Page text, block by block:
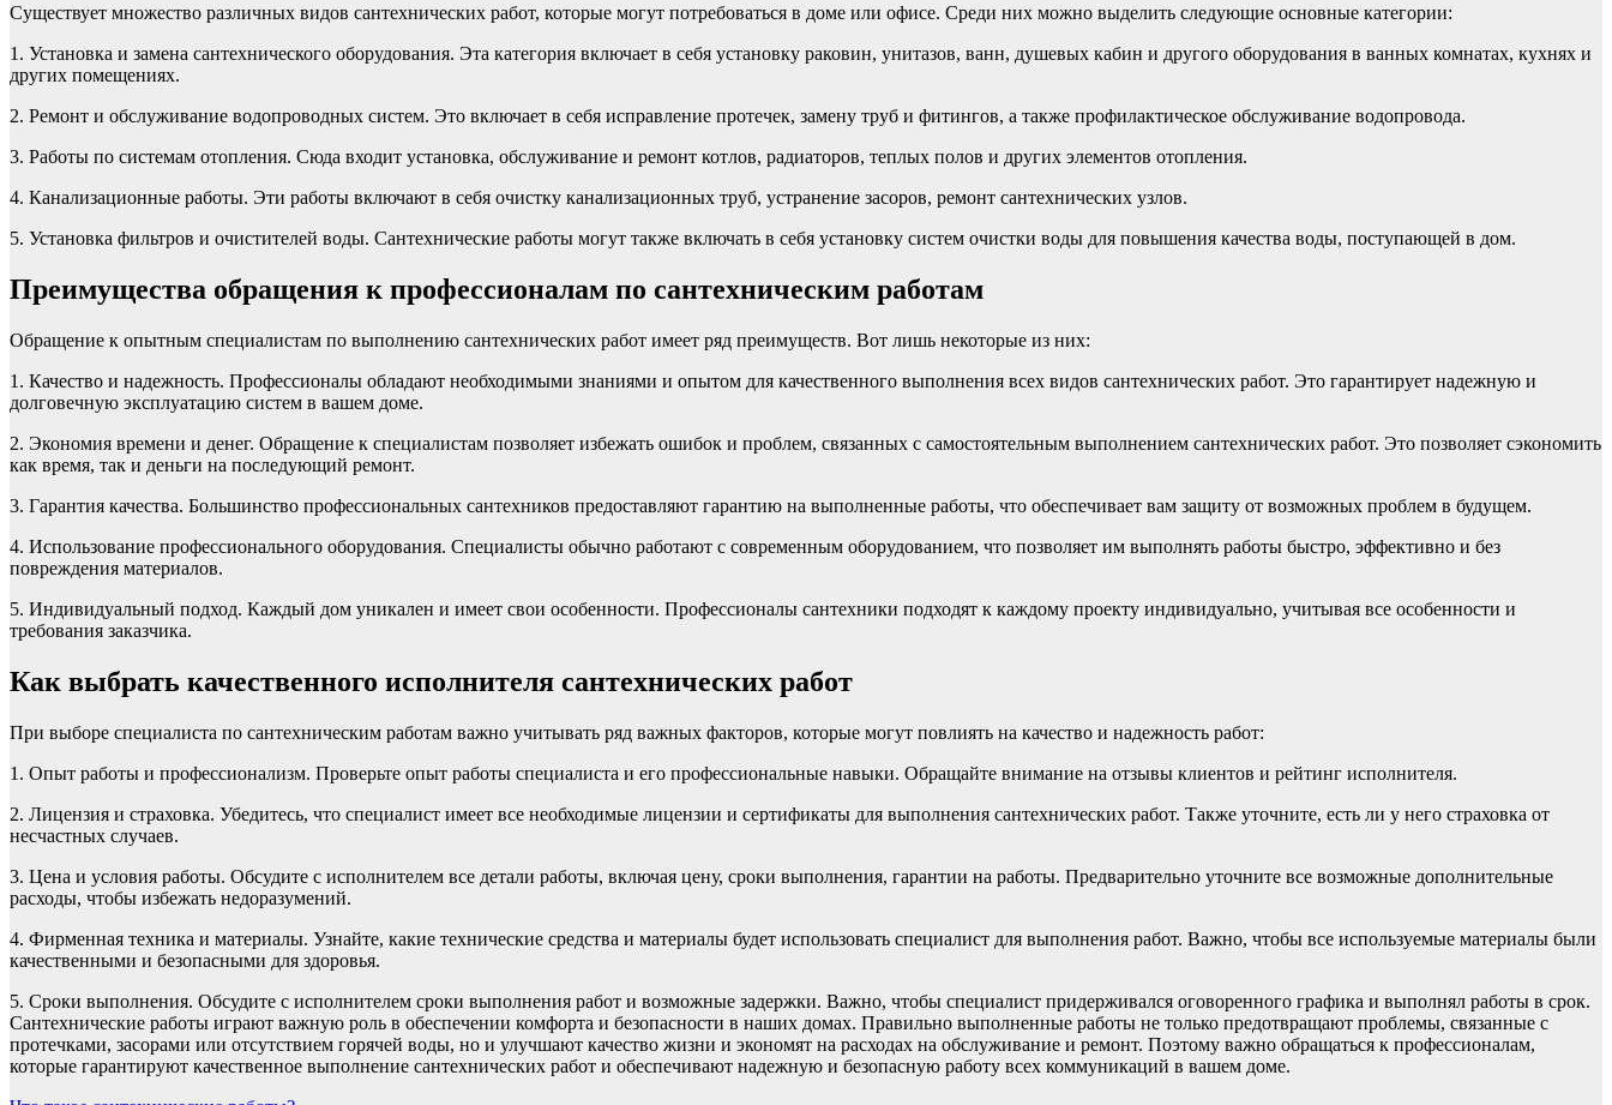
Существует множество различных видов сантехнических работ, которые могут потребоваться в доме или офисе. Среди них можно выделить следующие основные категории:
1. Установка и замена сантехнического оборудования. Эта категория включает в себя установку раковин, унитазов, ванн, душевых кабин и другого оборудования в ванных комнатах, кухнях и
других помещениях.
2. Ремонт и обслуживание водопроводных систем. Это включает в себя исправление протечек, замену труб и фитингов, а также профилактическое обслуживание водопровода.
3. Работы по системам отопления. Сюда входит установка, обслуживание и ремонт котлов, радиаторов, теплых полов и других элементов отопления.
4. Канализационные работы. Эти работы включают в себя очистку канализационных труб, устранение засоров, ремонт сантехнических узлов.
5. Установка фильтров и очистителей воды. Сантехнические работы могут также включать в себя установку систем очистки воды для повышения качества воды, поступающей в дом.
Преимущества обращения к профессионалам по сантехническим работам
Обращение к опытным специалистам по выполнению сантехнических работ имеет ряд преимуществ. Вот лишь некоторые из них:
1. Качество и надежность. Профессионалы обладают необходимыми знаниями и опытом для качественного выполнения всех видов сантехнических работ. Это гарантирует надежную и
долговечную эксплуатацию систем в вашем доме.
2. Экономия времени и денег. Обращение к специалистам позволяет избежать ошибок и проблем, связанных с самостоятельным выполнением сантехнических работ. Это позволяет сэкономить
как время, так и деньги на последующий ремонт.
3. Гарантия качества. Большинство профессиональных сантехников предоставляют гарантию на выполненные работы, что обеспечивает вам защиту от возможных проблем в будущем.
4. Использование профессионального оборудования. Специалисты обычно работают с современным оборудованием, что позволяет им выполнять работы быстро, эффективно и без
повреждения материалов.
5. Индивидуальный подход. Каждый дом уникален и имеет свои особенности. Профессионалы сантехники подходят к каждому проекту индивидуально, учитывая все особенности и
требования заказчика.
Как выбрать качественного исполнителя сантехнических работ
При выборе специалиста по сантехническим работам важно учитывать ряд важных факторов, которые могут повлиять на качество и надежность работ:
1. Опыт работы и профессионализм. Проверьте опыт работы специалиста и его профессиональные навыки. Обращайте внимание на отзывы клиентов и рейтинг исполнителя.
2. Лицензия и страховка. Убедитесь, что специалист имеет все необходимые лицензии и сертификаты для выполнения сантехнических работ. Также уточните, есть ли у него страховка от
несчастных случаев.
3. Цена и условия работы. Обсудите с исполнителем все детали работы, включая цену, сроки выполнения, гарантии на работы. Предварительно уточните все возможные дополнительные
расходы, чтобы избежать недоразумений.
4. Фирменная техника и материалы. Узнайте, какие технические средства и материалы будет использовать специалист для выполнения работ. Важно, чтобы все используемые материалы были
качественными и безопасными для здоровья.
5. Сроки выполнения. Обсудите с исполнителем сроки выполнения работ и возможные задержки. Важно, чтобы специалист придерживался оговоренного графика и выполнял работы в срок.
Сантехнические работы играют важную роль в обеспечении комфорта и безопасности в наших домах. Правильно выполненные работы не только предотвращают проблемы, связанные с
протечками, засорами или отсутствием горячей воды, но и улучшают качество жизни и экономят на расходах на обслуживание и ремонт. Поэтому важно обращаться к профессионалам,
которые гарантируют качественное выполнение сантехнических работ и обеспечивают надежную и безопасную работу всех коммуникаций в вашем доме.